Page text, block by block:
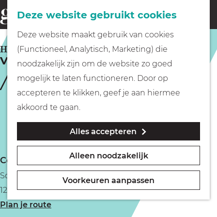
Deze website gebruikt cookies
Deze website maakt gebruik van cookies
(Functioneel, Analytisch, Marketing) die
noodzakelijk zijn om de website zo goed
mogelijk te laten functioneren. Door op
accepteren te klikken, geef je aan hiermee
akkoord te gaan.
Alles accepteren
Alleen noodzakelijk
Voorkeuren aanpassen
G
a
n
a
o
m
e
p
Fietsen
Wandelen
Geocachen
Naar het museum
o
e
k
e
n
Van Schijndel Schoenen
HILVERSUM
Contact
Schoutenstraat 14
1211 BM Hilversum
Plan je routen